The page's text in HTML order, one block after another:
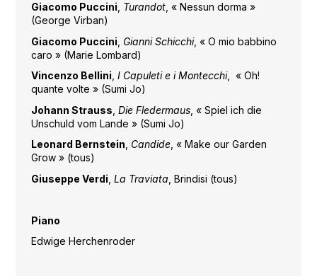
Giacomo Puccini Turandot, « Nessun dorma »
(George Virban)
Giacomo Puccini Gianni Schicchi, « O mio babbino
caro » (Marie Lombard)
Vincenzo Bellini I Capuleti e i Montecchi, « Oh!
quante volte » (Sumi Jo)
Johann Strauss Die Fledermaus, « Spiel ich die
Unschuld vom Lande » (Sumi Jo)
Leonard Bernstein Candide, « Make our Garden
Grow » (tous)
Giuseppe Verdi La Traviata , Brindisi (tous)
Piano
Edwige Herchenroder